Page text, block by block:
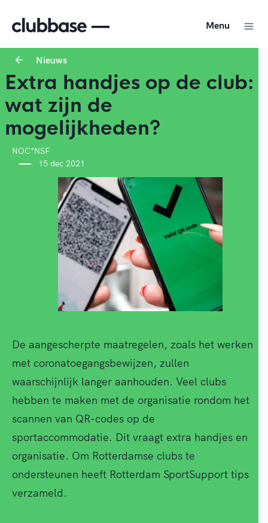
Menu
Nieuws
Extra handjes op de club:
wat zijn de
mogelijkheden?
NOC*NSF
15 dec 2021
De aangescherpte maatregelen, zoals het werken
met coronatoegangsbewijzen, zullen
waarschijnlijk langer aanhouden. Veel clubs
hebben te maken met de organisatie rondom het
scannen van QR-codes op de
sportaccommodatie. Dit vraagt extra handjes en
organisatie. Om Rotterdamse clubs te
ondersteunen heeft Rotterdam SportSupport tips
verzameld.